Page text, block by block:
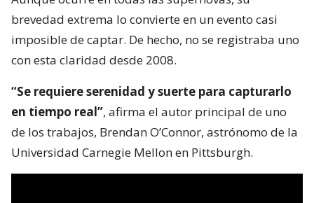
brevedad extrema lo convierte en un evento casi
imposible de captar. De hecho, no se registraba uno
con esta claridad desde 2008.
“Se requiere serenidad y suerte para capturarlo
en tiempo real”, afirma el autor principal de uno
de los trabajos, Brendan O’Connor, astrónomo de la
Universidad Carnegie Mellon en Pittsburgh.